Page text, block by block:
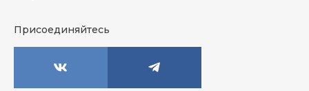
Присоединяйтесь